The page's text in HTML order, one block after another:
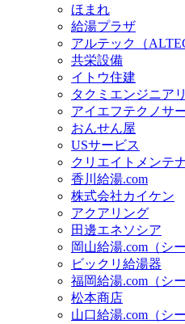
ほまれ
給湯プラザ
アルテック（
共栄設備
イトウ住建
タクミエンジニア
アイエフテクノサ
おんせん屋
USサービス
クリエイトメンテ
香川給湯.com
株式会社カイケン
アクアリング
田邊エネソシア
岡山給湯.com（シ
ビックリ給湯器
福岡給湯.com（シ
松本商店
山口給湯.com（シ